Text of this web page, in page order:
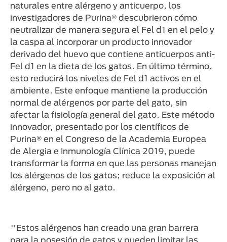
naturales entre alérgeno y anticuerpo, los
investigadores de Purina® descubrieron cómo
neutralizar de manera segura el Fel d1 en el pelo y
la caspa al incorporar un producto innovador
derivado del huevo que contiene anticuerpos anti-
Fel d1 en la dieta de los gatos. En último término,
esto reducirá los niveles de Fel d1 activos en el
ambiente. Este enfoque mantiene la producción
normal de alérgenos por parte del gato, sin
afectar la fisiología general del gato. Este método
innovador, presentado por los científicos de
Purina® en el Congreso de la Academia Europea
de Alergia e Inmunología Clínica 2019, puede
transformar la forma en que las personas manejan
los alérgenos de los gatos; reduce la exposición al
alérgeno, pero no al gato.
"Estos alérgenos han creado una gran barrera
para la posesión de gatos y pueden limitar las